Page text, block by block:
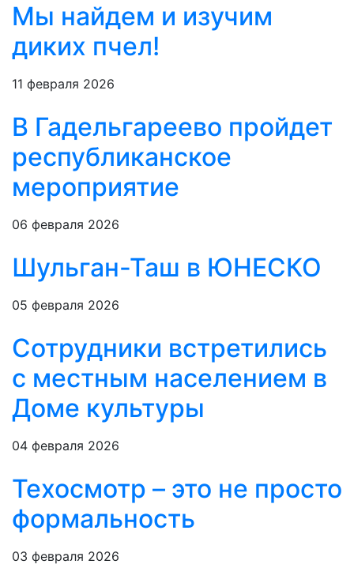
Мы найдем и изучим
диких пчел!
11 февраля 2026
В Гадельгареево пройдет
республиканское
мероприятие
06 февраля 2026
Шульган-Таш в ЮНЕСКО
05 февраля 2026
Сотрудники встретились
с местным населением в
Доме культуры
04 февраля 2026
Техосмотр – это не просто
формальность
03 февраля 2026